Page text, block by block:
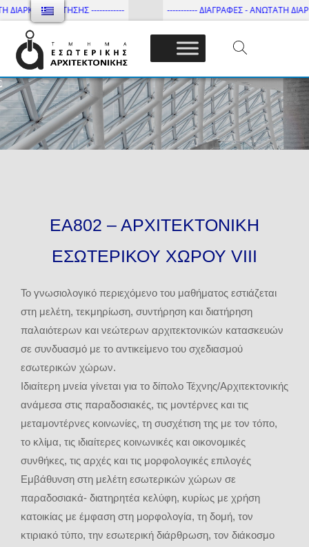
ΦΟΙΤΗΣΗΣ ------------ ----------- ΔΙΑΓΡΑΦΕΣ - ΑΝΩΤΑΤΗ
Τμήμα Εσωτ. Αρχιτεκτονικής – ΔΙ.ΠΑ.Ε
ΕΑ802 – ΑΡΧΙΤΕΚΤΟΝΙΚΗ
ΕΣΩΤΕΡΙΚΟΥ ΧΩΡΟΥ VΙΙΙ
Το γνωσιολογικό περιεχόμενο του μαθήματος εστιάζεται
στη μελέτη, τεκμηρίωση, συντήρηση και διατήρηση
παλαιότερων και νεώτερων αρχιτεκτονικών κατασκευών
σε συνδυασμό με το αντικείμενο του σχεδιασμού
εσωτερικών χώρων.
Ιδιαίτερη μνεία γίνεται για το δίπολο Τέχνης/Aρχιτεκτονικής
ανάμεσα στις παραδοσιακές, τις μοντέρνες και τις
μεταμοντέρνες κοινωνίες, τη συσχέτιση της με τον τόπο,
το κλίμα, τις ιδιαίτερες κοινωνικές και οικονομικές
συνθήκες, τις αρχές και τις μορφολογικές επιλογές
Εμβάθυνση στη μελέτη εσωτερικών χώρων σε
παραδοσιακά- διατηρητέα κελύφη, κυρίως με χρήση
κατοικίας με έμφαση στη μορφολογία, τη δομή, τον
κτιριακό τύπο, την εσωτερική διάρθρωση, τον διάκοσμο